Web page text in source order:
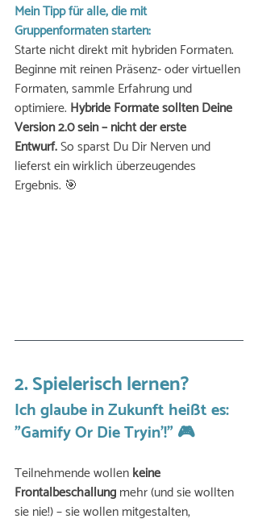
Mein Tipp für alle, die mit
Gruppenformaten starten:
Starte nicht direkt mit hybriden Formaten.
Beginne mit reinen Präsenz- oder virtuellen
Formaten, sammle Erfahrung und
optimiere. Hybride Formate sollten Deine
Version 2.0 sein – nicht der erste
Entwurf. So sparst Du Dir Nerven und
lieferst ein wirklich überzeugendes
Ergebnis. 🎯
2. Spielerisch lernen?
Ich glaube in Zukunft heißt es:
"Gamify Or Die Tryin’!" 🎮
Teilnehmende wollen keine
Frontalbeschallung mehr (und sie wollten
sie nie!) – sie wollen mitgestalten,